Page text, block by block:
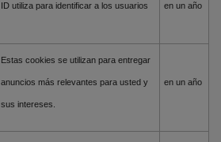
ID utiliza para identificar a los usuarios en un año
Estas cookies se utilizan para entregar
anuncios más relevantes para usted y
sus intereses.
en un año